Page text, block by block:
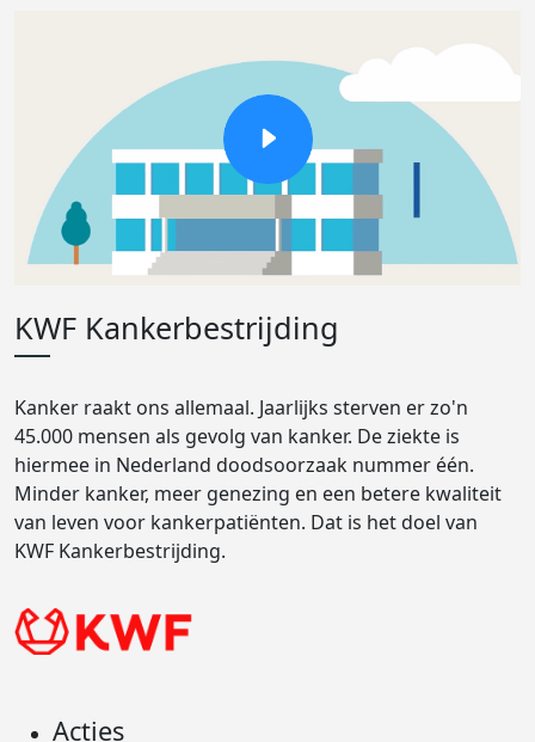
KWF Kankerbestrijding
Kanker raakt ons allemaal. Jaarlijks sterven er zo'n
45.000 mensen als gevolg van kanker. De ziekte is
hiermee in Nederland doodsoorzaak nummer één.
Minder kanker, meer genezing en een betere kwaliteit
van leven voor kankerpatiënten. Dat is het doel van
KWF Kankerbestrijding.
Acties